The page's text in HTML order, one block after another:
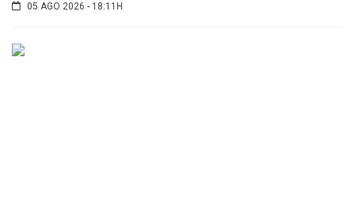
05 AGO 2026 - 18:11H